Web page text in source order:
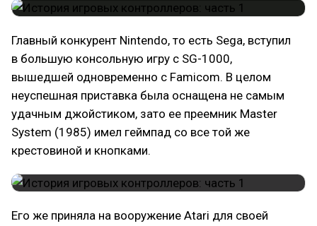
Главный конкурент Nintendo, то есть Sega, вступил
в большую консольную игру с SG-1000,
вышедшей одновременно с Famicom. В целом
неуспешная приставка была оснащена не самым
удачным джойстиком, зато ее преемник Master
System (1985) имел геймпад со все той же
крестовиной и кнопками.
Его же приняла на вооружение Atari для своей